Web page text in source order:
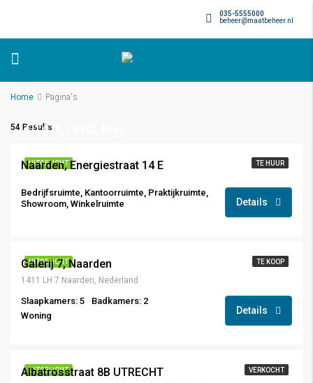
035-5555000
beheer@maatbeheer.nl
Home Pagina's
54 Results
UITGELICHT TE HUUR
€ 1475,- excl. btw,
Naarden, Energiestraat 14 E
Bedrijfsruimte, Kantoorruimte, Praktijkruimte,
Showroom, Winkelruimte
Details
UITGELICHT TE KOOP
Galerij 7, Naarden
1411 LH 7 Naarden, Nederland
Slaapkamers: 5
Badkamers: 2
Woning
Details
UITGELICHT VERKOCHT
Albatrosstraat 8B UTRECHT